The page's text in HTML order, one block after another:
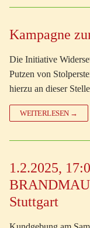
Kampagne
Die Initiative
Putzen von
hierzu an dieser
WEITERLESEN →
1.2.2025,
Stuttgart